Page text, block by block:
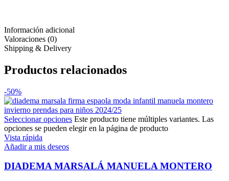
Información adicional
Valoraciones (0)
Shipping & Delivery
Productos relacionados
-50%
Seleccionar opciones Este producto tiene múltiples variantes. Las
opciones se pueden elegir en la página de producto
Vista rápida
Añadir a mis deseos
DIADEMA MARSALÁ MANUELA MONTERO